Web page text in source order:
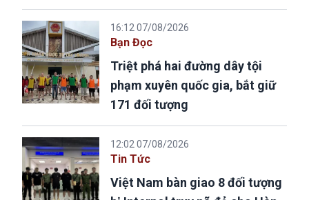
16:12 07/08/2026
Bạn Đọc
Triệt phá hai đường dây tội
phạm xuyên quốc gia, bắt giữ
171 đối tượng
12:02 07/08/2026
Tin Tức
Việt Nam bàn giao 8 đối tượng